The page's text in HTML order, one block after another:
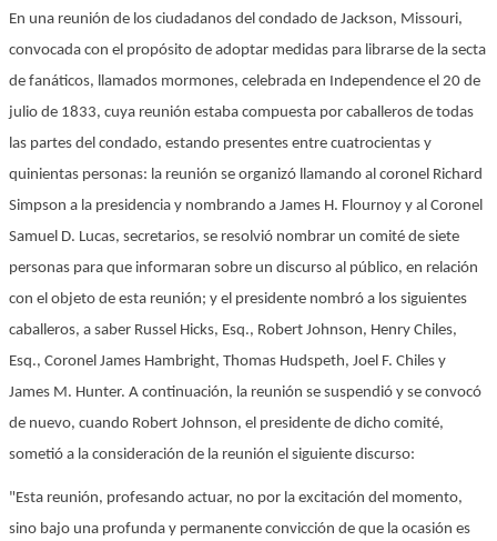
En una reunión de los ciudadanos del condado de Jackson, Missouri,
convocada con el propósito de adoptar medidas para librarse de la secta
de fanáticos, llamados mormones, celebrada en Independence el 20 de
julio de 1833, cuya reunión estaba compuesta por caballeros de todas
las partes del condado, estando presentes entre cuatrocientas y
quinientas personas: la reunión se organizó llamando al coronel Richard
Simpson a la presidencia y nombrando a James H. Flournoy y al Coronel
Samuel D. Lucas, secretarios, se resolvió nombrar un comité de siete
personas para que informaran sobre un discurso al público, en relación
con el objeto de esta reunión; y el presidente nombró a los siguientes
caballeros, a saber Russel Hicks, Esq., Robert Johnson, Henry Chiles,
Esq., Coronel James Hambright, Thomas Hudspeth, Joel F. Chiles y
James M. Hunter. A continuación, la reunión se suspendió y se convocó
de nuevo, cuando Robert Johnson, el presidente de dicho comité,
sometió a la consideración de la reunión el siguiente discurso:
"Esta reunión, profesando actuar, no por la excitación del momento,
sino bajo una profunda y permanente convicción de que la ocasión es